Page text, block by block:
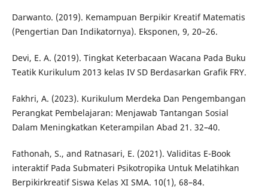
Darwanto. (2019). Kemampuan Berpikir Kreatif Matematis
(Pengertian Dan Indikatornya). Eksponen, 9, 20–26.
Devi, E. A. (2019). Tingkat Keterbacaan Wacana Pada Buku
Teatik Kurikulum 2013 kelas IV SD Berdasarkan Grafik FRY.
Fakhri, A. (2023). Kurikulum Merdeka Dan Pengembangan
Perangkat Pembelajaran: Menjawab Tantangan Sosial
Dalam Meningkatkan Keterampilan Abad 21. 32–40.
Fathonah, S., and Ratnasari, E. (2021). Validitas E-Book
interaktif Pada Submateri Psikotropika Untuk Melatihkan
Berpikirkreatif Siswa Kelas XI SMA. 10(1), 68–84.